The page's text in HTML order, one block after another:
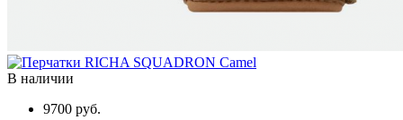
В наличии
9700 руб.